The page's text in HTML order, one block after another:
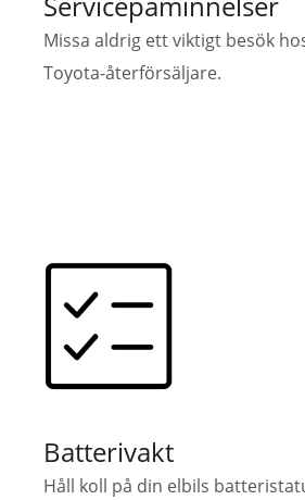
Missa aldrig ett viktigt besök
Toyota-återförsäljare.
Batterivakt
Håll koll på din elbils